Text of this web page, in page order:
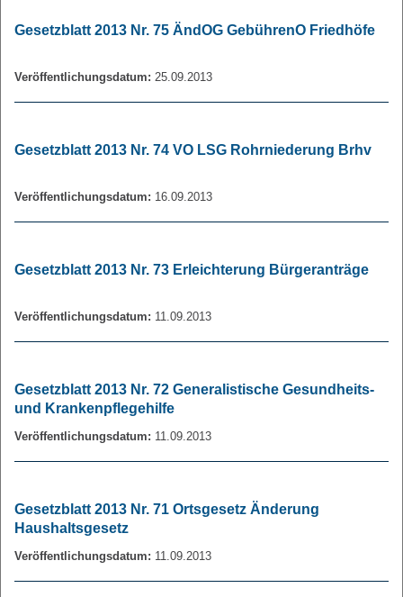
Gesetzblatt 2013 Nr. 75 ÄndOG GebührenO Friedhöfe
Veröffentlichungsdatum: 25.09.2013
Gesetzblatt 2013 Nr. 74 VO LSG Rohrniederung Brhv
Veröffentlichungsdatum: 16.09.2013
Gesetzblatt 2013 Nr. 73 Erleichterung Bürgeranträge
Veröffentlichungsdatum: 11.09.2013
Gesetzblatt 2013 Nr. 72 Generalistische Gesundheits-
und Krankenpflegehilfe
Veröffentlichungsdatum: 11.09.2013
Gesetzblatt 2013 Nr. 71 Ortsgesetz Änderung
Haushaltsgesetz
Veröffentlichungsdatum: 11.09.2013